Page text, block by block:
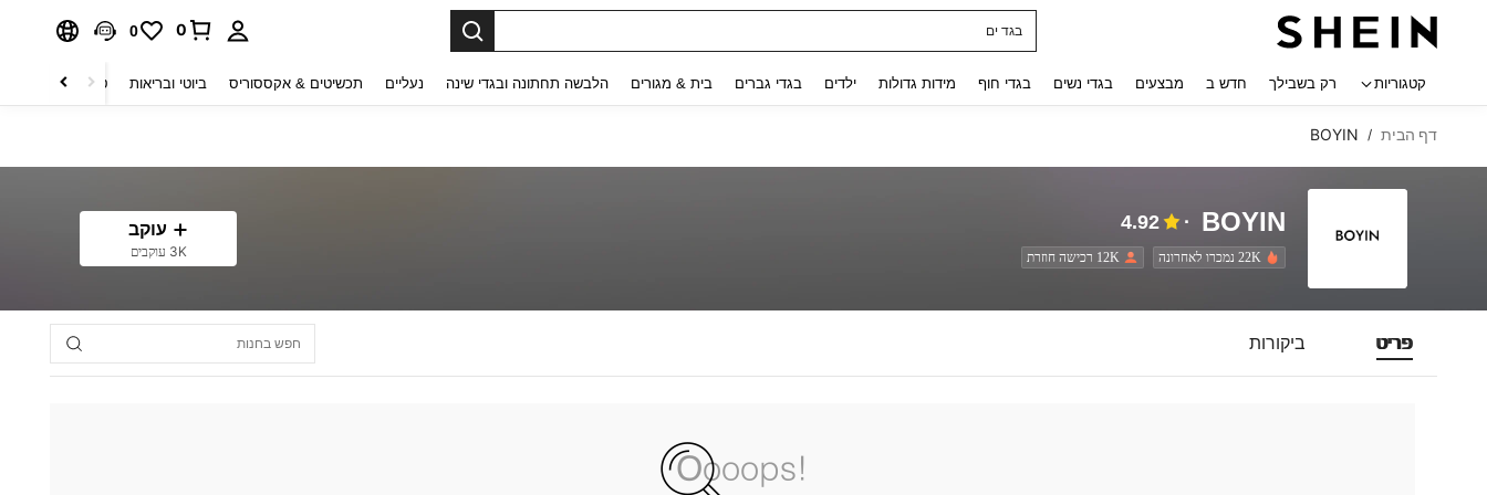
בגד ים
0
0
קטגוריות רק בשבילך חדש ב מבצעים בגדי נשים בגדי חוף מידות גדולות ילדים בגדי גברים בית & מגורים הלבשה תחתונה ובגדי שינה נעליים תכשיטים & אקססוריס ביוטי ובריאות טקסטיל לבית
דף הבית /
BOYIN
BOYIN
4.92
22K נמכרו לאחרונה 12K רכישה חוזרת
עוקב
3K עוקבים
פריט ביקורות